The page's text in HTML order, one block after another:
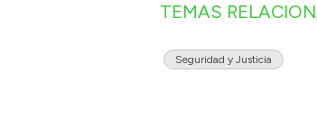
TEMAS
Seguridad y Justicia